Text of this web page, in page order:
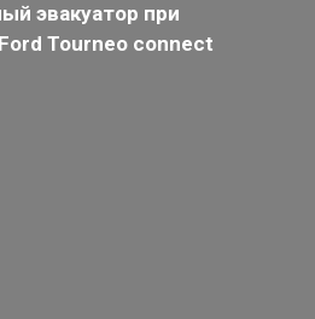
эвакуатор при
Tourneo connect